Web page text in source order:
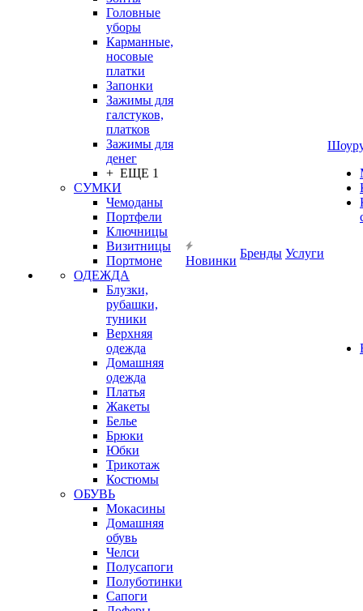
Головные
уборы
Карманные,
носовые
платки
Запонки
Зажимы для
галстуков,
платков
Зажимы для
денег
+ ЕЩЕ 1
СУМКИ
Чемоданы
Портфели
Ключницы
Визитницы
Портмоне
ОДЕЖДА
Блузки,
рубашки,
туники
Верхняя
одежда
Домашняя
одежда
Платья
Жакеты
Белье
Брюки
Юбки
Трикотаж
Костюмы
ОБУВЬ
Мокасины
Домашняя
обувь
Челси
Полусапоги
Полуботинки
Сапоги
Новинки
Бренды Услуги